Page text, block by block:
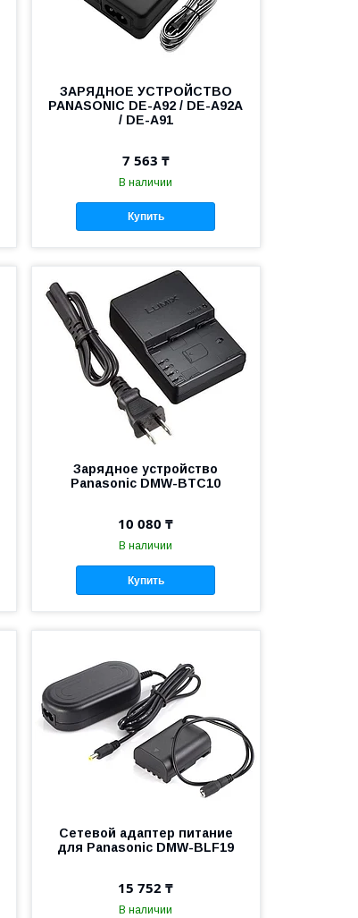
ЗАРЯДНОЕ УСТРОЙСТВО
PANASONIC DE-A92 / DE-A92A
/ DE-A91
7 563 ₸
В наличии
Купить
Зарядное устройство
Panasonic DMW-BTC10
10 080 ₸
В наличии
Купить
Сетевой адаптер питание
для Panasonic DMW-BLF19
15 752 ₸
В наличии